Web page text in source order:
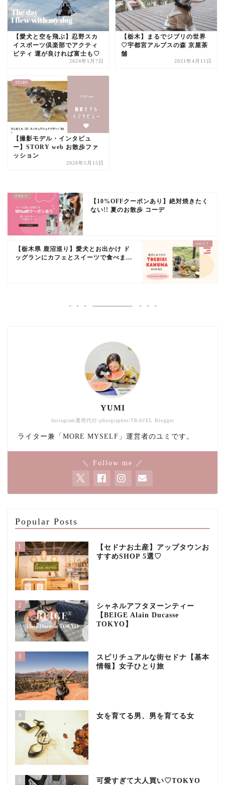
【愛犬と空を飛ぶ】忍野スカ
イスポーツ倶楽部でアクティ
ビティ 運が良ければ富士も♡
2024年1月7日
【栃木】まるでジブリの世界
♡宇都宮アルプスの森 京屋茶
舗
2021年4月11日
STORY
【撮影モデル・インタビュ
ー】STORY web お散歩ファ
ッション
2026年5月15日
【10%OFFクーポンあり】絶対焼きたく
ない!! 夏のお散歩 コーデ
【栃木県 鹿沼巡り】愛犬とお出かけ ド
ッグランにカフェとスイーツで食べま...
Instagram運用代行/photgrapher/TRAVEL Blogger
YUMI
ライター兼「MORE MYSELF」運営者のユミです。
＼ Follow me ／
Popular Posts
1
【セドナお土産】アップタウンお
すすめSHOP 5選♡
2
シャネルアフタヌーンティー
【BEIGE Alain Ducasse
TOKYO】
3
スピリチュアルな街セドナ【基本
情報】女子ひとり旅
4 女を育てる男、男を育てる女
5
可愛すぎて大人買い♡TOKYO